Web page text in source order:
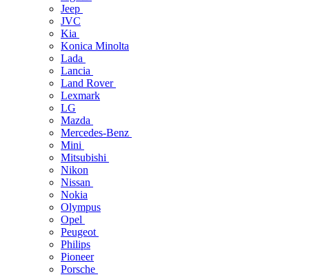
Jeep
JVC
Kia
Konica Minolta
Lada
Lancia
Land Rover
Lexmark
LG
Mazda
Mercedes-Benz
Mini
Mitsubishi
Nikon
Nissan
Nokia
Olympus
Opel
Peugeot
Philips
Pioneer
Porsche